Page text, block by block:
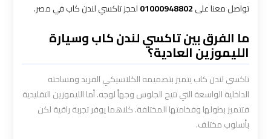
تواصل معنا على01000948802لحجز تاكسي لندن كاب في مصر.
ما الفرق بين تاكسي لندن كاب وسيارة
الليموزين العادية؟
تاكسي لندن كاب يتميز بتصميمه الكلاسيكي الفريد ومساحته
الداخلية الواسعة التي تتيح الجلوس وجهاً لوجه. أما الليموزين التقليدية
فتتميز بطولها وفخامتها المختلفة. كلاهما يوفر تجربة راقية لكن
بأسلوب مختلف.
الشيخ
ليموزين
الاسكندريه
مطروح
ليموزين